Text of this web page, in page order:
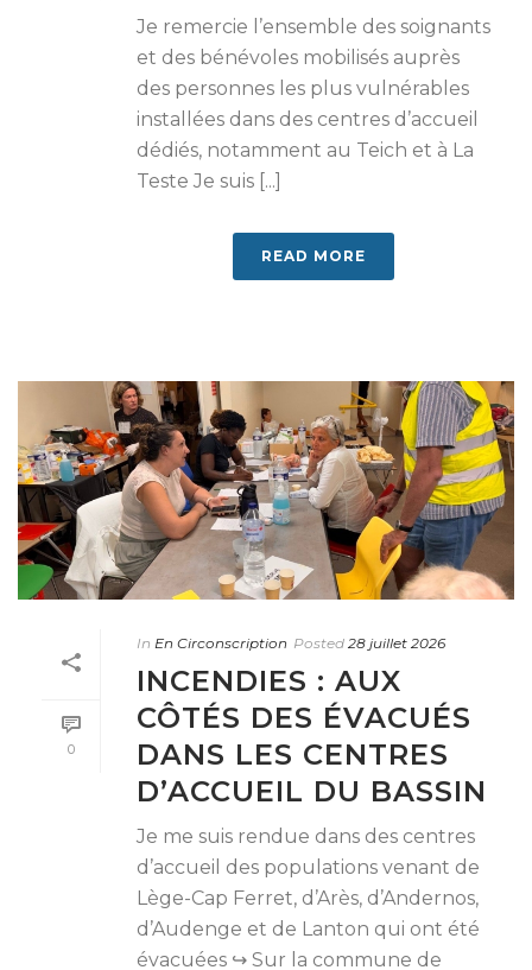
Je remercie l’ensemble des soignants
et des bénévoles mobilisés auprès
des personnes les plus vulnérables
installées dans des centres d’accueil
dédiés, notamment au Teich et à La
Teste Je suis [...]
READ MORE
0
In En Circonscription Posted 28 juillet 2026
INCENDIES : AUX
CÔTÉS DES ÉVACUÉS
DANS LES CENTRES
D’ACCUEIL DU BASSIN
Je me suis rendue dans des centres
d’accueil des populations venant de
Lège-Cap Ferret, d’Arès, d’Andernos,
d’Audenge et de Lanton qui ont été
évacuées ↪️ Sur la commune de